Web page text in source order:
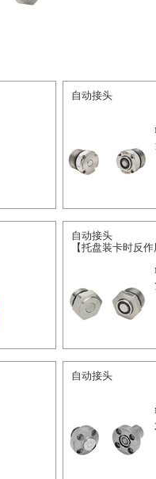
自动接头
自动接头
【托盘装卡时反
自动接头